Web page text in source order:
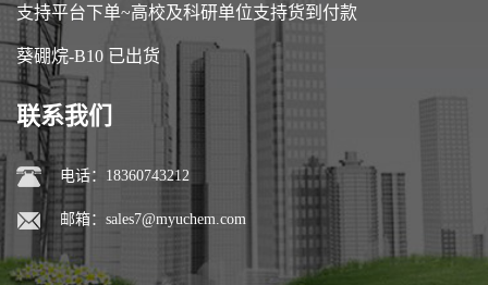
支持平台下单~高校及科研单位支持货到付款
葵硼烷-B10 已出货
联系我们
电话：18360743212
邮箱： sales7@myuchem.com